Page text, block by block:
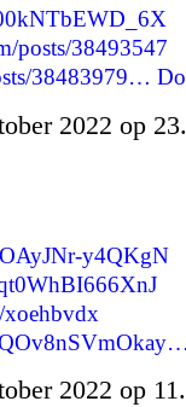
posts/38493547
38483979…
2022 op
y4QKgN
2022 op